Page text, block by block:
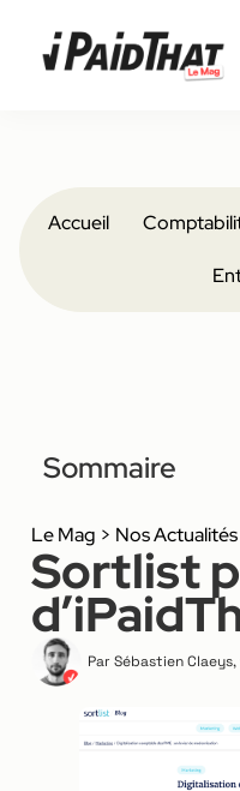
Accueil
Sommaire
Le Mag > Nos Actualités
Sortlist
Par Sébastien Claeys,